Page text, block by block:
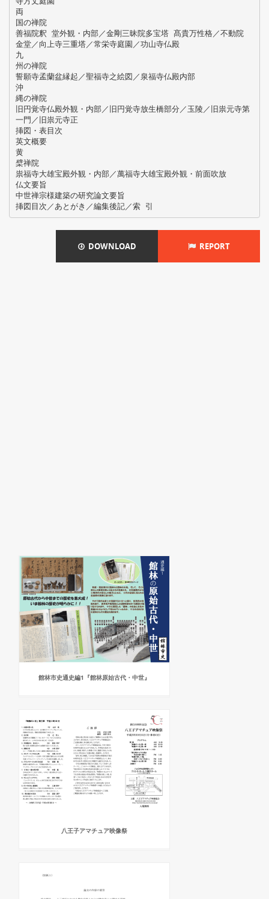
両
国の禅院
善福院釈 堂外観・内部／金剛三昧院多宝塔 髙貴万性格／不動院
金堂／向上寺三重塔／常栄寺庭園／功山寺仏殿
九
州の禅院
誓願寺孟蘭盆縁起／聖福寺之絵図／泉福寺仏殿内部
沖
縄の禅院
旧円覚寺仏殿外観・内部／旧円覚寺放生橋部分／玉陵／旧祟元寺第
一門／旧祟元寺正
挿図・表目次
英文概要
黄
檗禅院
祟福寺大雄宝殿外観・内部／萬福寺大雄宝殿外観・前面吹放
仏文要旨
中世禅宗様建築の研究論文要旨
DOWNLOAD REPORT
館林市史通史編1『館林原始古代・中世』
八王子アマチュア映像祭